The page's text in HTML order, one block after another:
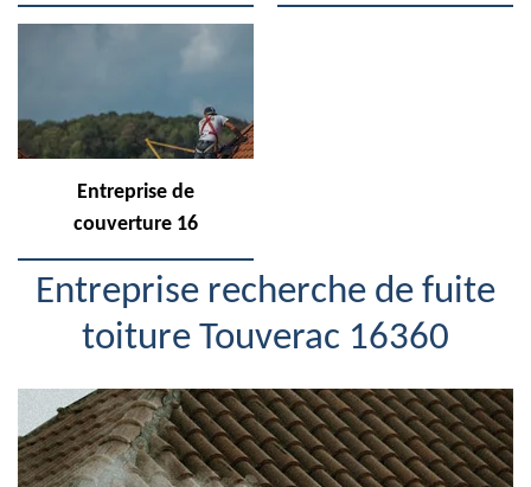
Entreprise de
couverture 16
Entreprise recherche de fuite
toiture Touverac 16360